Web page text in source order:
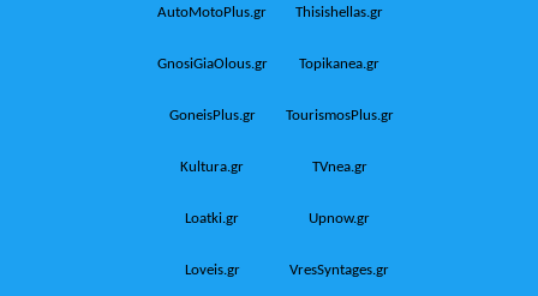
AutoMotoPlus.gr Thisishellas.gr
GnosiGiaOlous.gr Topikanea.gr
GoneisPlus.gr TourismosPlus.gr
Kultura.gr TVnea.gr
Loatki.gr Upnow.gr
Loveis.gr VresSyntages.gr